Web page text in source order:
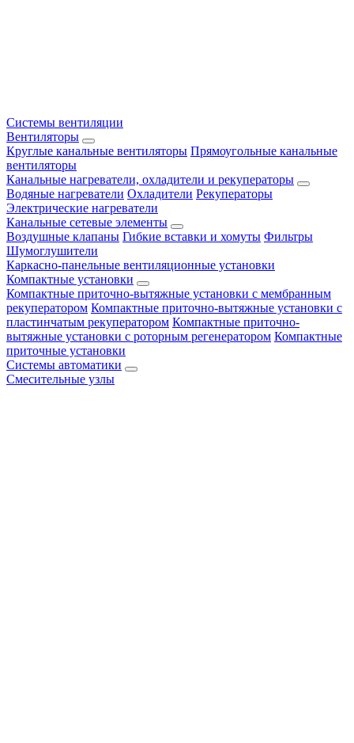
Системы вентиляции
Вентиляторы
Круглые канальные вентиляторы Прямоугольные канальные
вентиляторы
Канальные нагреватели, охладители и рекуператоры
Водяные нагреватели Охладители Рекуператоры
Электрические нагреватели
Канальные сетевые элементы
Воздушные клапаны Гибкие вставки и хомуты Фильтры
Шумоглушители
Каркасно-панельные вентиляционные установки
Компактные установки
Компактные приточно-вытяжные установки с мембранным
рекуператором Компактные приточно-вытяжные установки с
пластинчатым рекуператором Компактные приточно-
вытяжные установки с роторным регенератором Компактные
приточные установки
Системы автоматики
Смесительные узлы